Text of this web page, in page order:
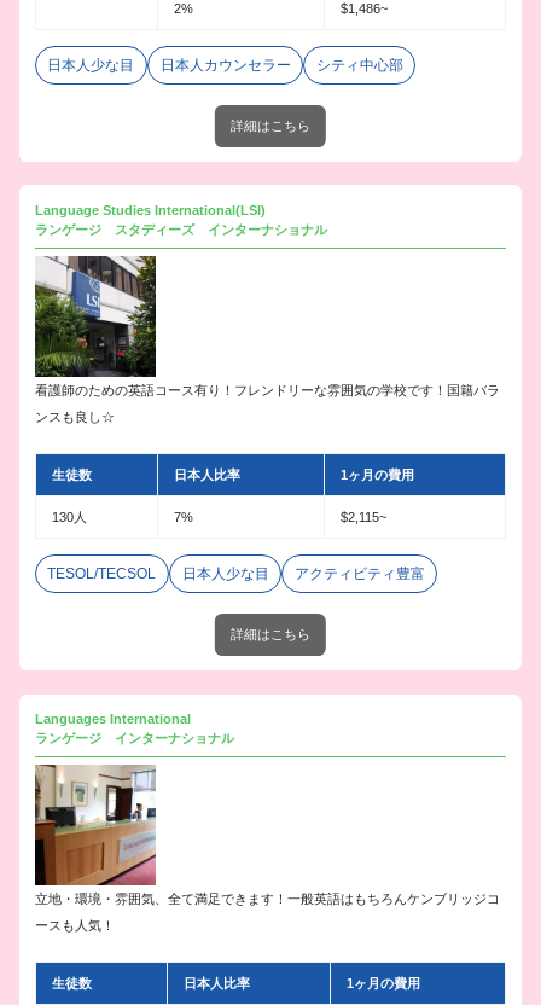
2% $1,486~
日本人少な目 日本人カウンセラー シティ中心部
詳細はこちら
Language Studies International(LSI)
ランゲージ スタディーズ インターナショナル
看護師のための英語コース有り！フレンドリーな雰囲気の学校です！国籍バラ
ンスも良し☆
生徒数 日本人比率 1ヶ月の費用
130人 7% $2,115~
TESOL/TECSOL 日本人少な目 アクティビティ豊富
詳細はこちら
Languages International
ランゲージ インターナショナル
立地・環境・雰囲気、全て満足できます！一般英語はもちろんケンブリッジコ
ースも人気！
生徒数 日本人比率 1ヶ月の費用